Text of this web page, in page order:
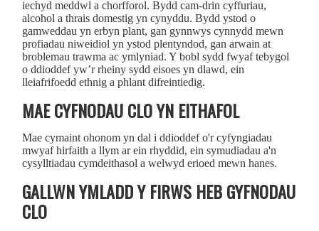
iechyd meddwl a chorfforol. Bydd cam-drin cyffuriau,
alcohol a thrais domestig yn cynyddu. Bydd ystod o
gamweddau yn erbyn plant, gan gynnwys cynnydd mewn
profiadau niweidiol yn ystod plentyndod, gan arwain at
broblemau trawma ac ymlyniad. Y bobl sydd fwyaf tebygol
o ddioddef yw’r rheiny sydd eisoes yn dlawd, ein
lleiafrifoedd ethnig a phlant difreintiedig.
MAE CYFNODAU CLO YN EITHAFOL
Mae cymaint ohonom yn dal i ddioddef o'r cyfyngiadau
mwyaf hirfaith a llym ar ein rhyddid, ein symudiadau a'n
cysylltiadau cymdeithasol a welwyd erioed mewn hanes.
GALLWN YMLADD Y FIRWS HEB GYFNODAU
CLO